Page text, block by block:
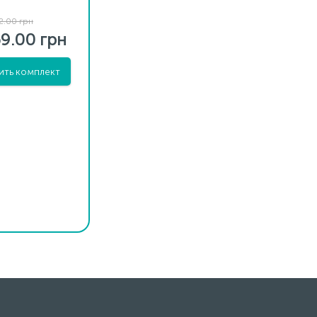
грн
грн
комплект